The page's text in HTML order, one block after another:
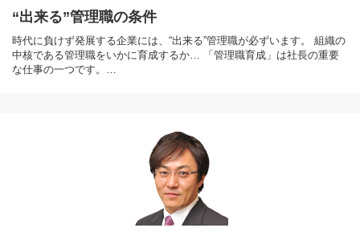
“出来る”管理職の条件
時代に負けず発展する企業には、“出来る”管理職が必ずいます。 組織の
中核である管理職をいかに育成するか… 「管理職育成」は社長の重要
な仕事の一つです。…